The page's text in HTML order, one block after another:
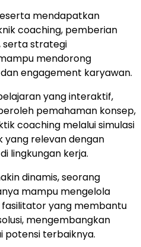
mendapatkan
coaching, pemberian
serta strategi
mendorong
engagement karyawan.
yang interaktif,
pemahaman konsep,
coaching melalui simulasi
yang relevan dengan
lingkungan kerja.
dinamis, seorang
mampu mengelola
fasilitator yang membantu
mengembangkan
potensi terbaiknya.